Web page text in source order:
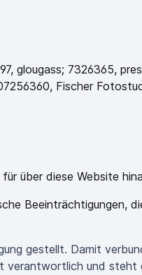
glougass; 7326365,
Fischer
über diese Website
Beeinträchtigungen,
gestellt. Damit
und